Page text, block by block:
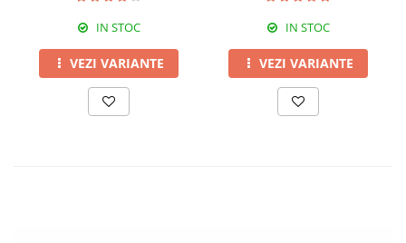
IN STOC
VEZI VARIANTE
IN STOC
VEZI VARIANTE